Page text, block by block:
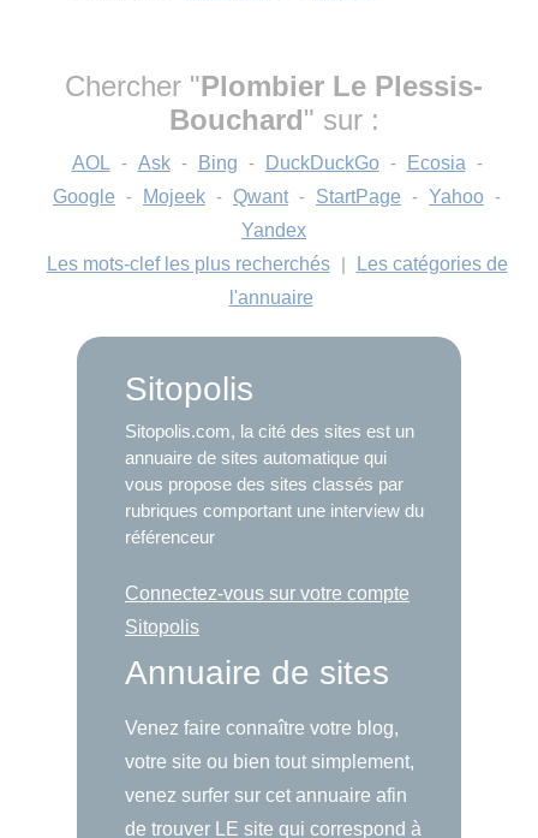
Chercher "Plombier Le Plessis-
Bouchard" sur :
AOL - Ask - Bing - DuckDuckGo - Ecosia -
Google - Mojeek - Qwant - StartPage - Yahoo -
Yandex
Les mots-clef les plus recherchés
|
Les catégories de
l'annuaire
Sitopolis
Sitopolis.com, la cité des sites est un
annuaire de sites automatique qui
vous propose des sites classés par
rubriques comportant une interview du
référenceur
Connectez-vous sur votre compte
Sitopolis
Annuaire de sites
Venez faire connaître votre blog,
votre site ou bien tout simplement,
venez surfer sur cet annuaire afin
de trouver LE site qui correspond à